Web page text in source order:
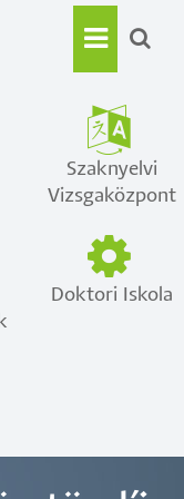
Main
Szaknyelvi
Vizsgaközpont
Doktori Iskola